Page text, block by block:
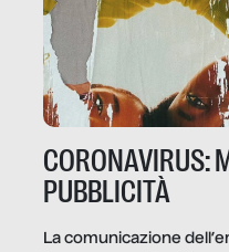
CORONAVIRUS:
PUBBLICITÀ
La comunicazione